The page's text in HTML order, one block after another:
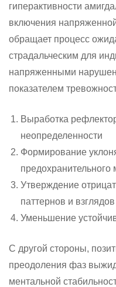
гиперактивности
включения
обращает процесс
страдальческим для
напряженными
показателем
Выработка
неопределенности
Формирование
предохранительного
Утверждение
паттернов и взглядов
Уменьшение
С другой стороны,
преодоления фаз
ментальной